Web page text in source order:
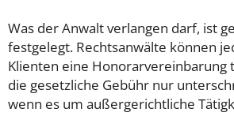
Was der Anwalt verlangen darf, ist
festgelegt. Rechtsanwälte können
Klienten eine Honorarvereinbarung
die gesetzliche Gebühr nur
wenn es um außergerichtliche